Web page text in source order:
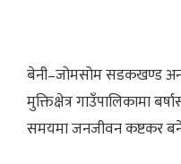
बेनी–जोमसोम सडकखण्ड
मुक्तिक्षेत्र गाउँपालिकामा
समयमा जनजीवन कष्टकर